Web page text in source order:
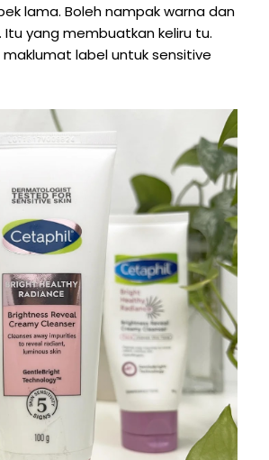
lama. Boleh nampak warna dan
Itu yang membuatkan keliru tu.
label untuk sensitive